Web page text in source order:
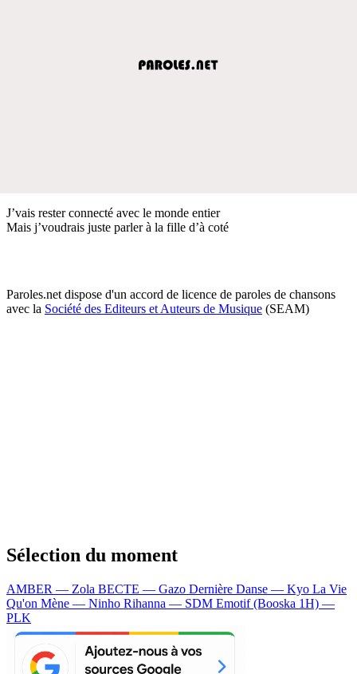
J’vais rester connecté avec le monde entier
Mais j’voudrais juste parler à la fille d’à coté
Paroles.net dispose d'un accord de licence de paroles de chansons
avec la Société des Editeurs et Auteurs de Musique (SEAM)
Sélection du moment
AMBER — Zola BECTE — Gazo Dernière Danse — Kyo La Vie
Qu'on Mène — Ninho Rihanna — SDM Emotif (Booska 1H) —
PLK